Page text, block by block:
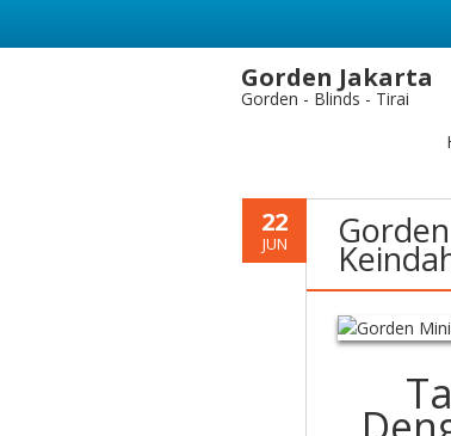
Gorden Jakarta
Gorden - Blinds - Tirai
22
JUN